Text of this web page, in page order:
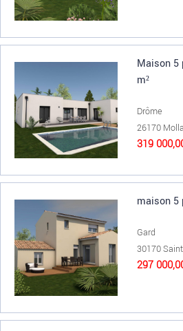
Maison 5
m²
Drôme
26170
319
maison 5
Gard
30170
297